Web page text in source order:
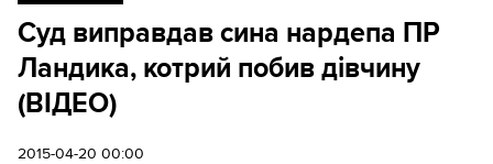
Суд виправдав сина нардепа ПР
Ландика, котрий побив дівчину
(ВІДЕО)
2015-04-20 00:00